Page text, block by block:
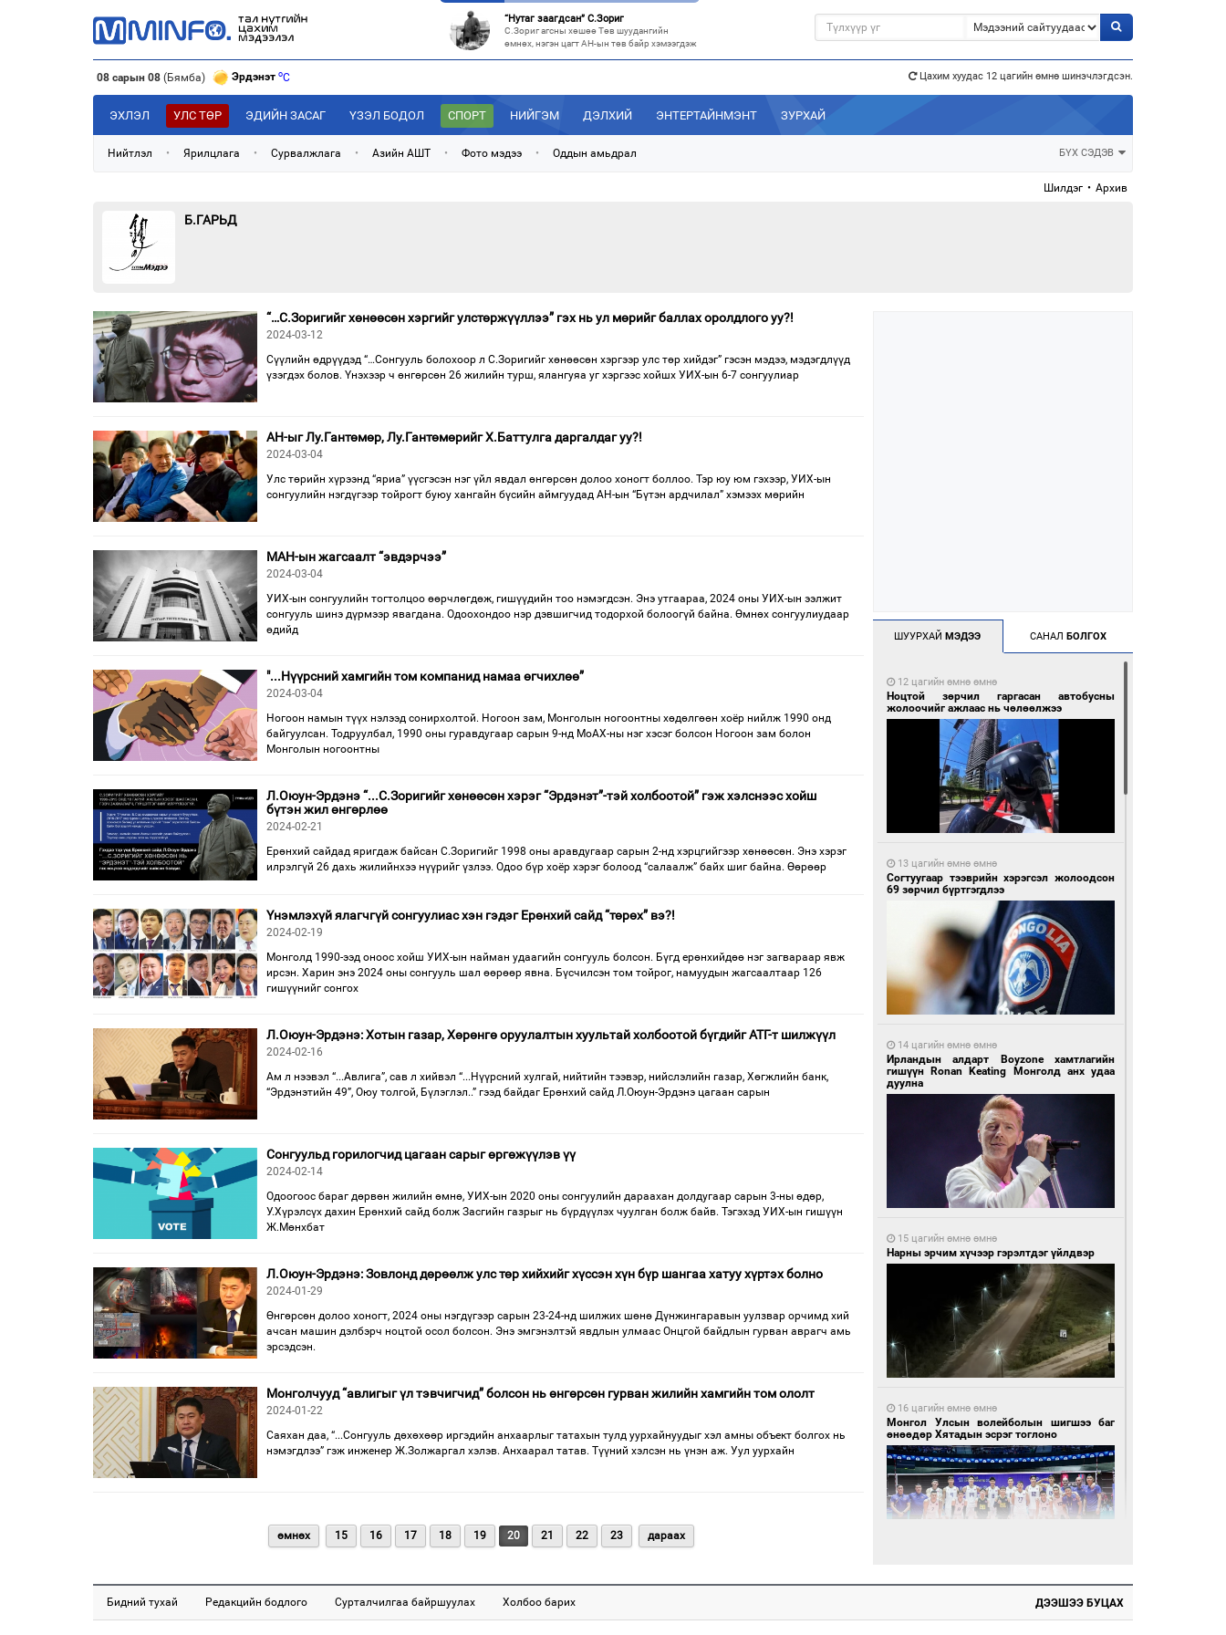
“Нутаг заагдсан” С.Зориг
С.Зориг агсны хөшөө Төв шуудангийн
өмнөх, нэгэн цагт АН-ын төв байр хэмээгдэж
Эрх зүйн үндэслэл нь тодорхойгүй “гадаад элч нарын” томилгоо
Сүүлийн үед Улаанбаатар болон аймгуудаас
дэлхийн хотуудад биет төлөөлөгч
08 сарын 08 (Бямба) Эрдэнэт oC
Улаанбаатар C
Дархан C
Цахим хуудас 12 цагийн өмнө шинэчлэгдсэн.
ЭХЛЭЛ УЛС ТӨР ЭДИЙН ЗАСАГ ҮЗЭЛ БОДОЛ СПОРТ НИЙГЭМ ДЭЛХИЙ ЭНТЕРТАЙНМЭНТ ЗУРХАЙ
Нийтлэл • Ярилцлага • Сурвалжлага • Азийн АШТ • Фото мэдээ • Оддын амьдрал БҮХ СЭДЭВ
Шилдэг • Архив
Б.ГАРЬД
“…С.Зоригийг хөнөөсөн хэргийг улстөржүүллээ” гэх нь ул мөрийг баллах оролдлого уу?!
2024-03-12
Сүүлийн өдрүүдэд “…Сонгууль болохоор л С.Зоригийг хөнөөсөн хэргээр улс төр хийдэг” гэсэн мэдээ, мэдэгдлүүд
үзэгдэх болов. Үнэхээр ч өнгөрсөн 26 жилийн турш, ялангуяа уг хэргээс хойшх УИХ-ын 6-7 сонгуулиар
АН-ыг Лу.Гантөмөр, Лу.Гантөмөрийг Х.Баттулга даргалдаг уу?!
2024-03-04
Улс төрийн хүрээнд “яриа” үүсгэсэн нэг үйл явдал өнгөрсөн долоо хоногт боллоо. Тэр юу юм гэхээр, УИХ-ын
сонгуулийн нэгдүгээр тойрогт буюу хангайн бүсийн аймгуудад АН-ын “Бүтэн ардчилал” хэмээх мөрийн
МАН-ын жагсаалт “эвдэрчээ”
2024-03-04
УИХ-ын сонгуулийн тогтолцоо өөрчлөгдөж, гишүүдийн тоо нэмэгдсэн. Энэ утгаараа, 2024 оны УИХ-ын ээлжит
сонгууль шинэ дүрмээр явагдана. Одоохондоо нэр дэвшигчид тодорхой болоогүй байна. Өмнөх сонгуулиудаар
өдийд
"...Нүүрсний хамгийн том компанид намаа өгчихлөө”
2024-03-04
Ногоон намын түүх нэлээд сонирхолтой. Ногоон зам, Монголын ногоонтны хөдөлгөөн хоёр нийлж 1990 онд
байгуулсан. Тодруулбал, 1990 оны гуравдугаар сарын 9-нд МоАХ-ны нэг хэсэг болсон Ногоон зам болон
Монголын ногоонтны
Л.Оюун-Эрдэнэ “...С.Зоригийг хөнөөсөн хэрэг “Эрдэнэт”-тэй холбоотой” гэж хэлснээс хойш
бүтэн жил өнгөрлөө
2024-02-21
Ерөнхий сайдад яригдаж байсан С.Зоригийг 1998 оны аравдугаар сарын 2-нд хэрцгийгээр хөнөөсөн. Энэ хэрэг
илрэлгүй 26 дахь жилийнхээ нүүрийг үзлээ. Одоо бүр хоёр хэрэг болоод “салаалж” байх шиг байна. Өөрөөр
Үнэмлэхүй ялагчгүй сонгуулиас хэн гэдэг Ерөнхий сайд “төрөх” вэ?!
2024-02-19
Монголд 1990-ээд оноос хойш УИХ-ын найман удаагийн сонгууль болсон. Бүгд ерөнхийдөө нэг загвараар явж
ирсэн. Харин энэ 2024 оны сонгууль шал өөрөөр явна. Бүсчилсэн том тойрог, намуудын жагсаалтаар 126
гишүүнийг сонгох
Л.Оюун-Эрдэнэ: Хотын газар, Хөрөнгө оруулалтын хуультай холбоотой бүгдийг АТГ-т шилжүүл
2024-02-16
Ам л нээвэл “...Авлига”, сав л хийвэл “...Нүүрсний хулгай, нийтийн тээвэр, нийслэлийн газар, Хөгжлийн банк,
“Эрдэнэтийн 49”, Оюу толгой, Бүлэглэл..” гээд байдаг Ерөнхий сайд Л.Оюун-Эрдэнэ цагаан сарын
Сонгуульд горилогчид цагаан сарыг өргөжүүлэв үү
2024-02-14
Одоогоос бараг дөрвөн жилийн өмнө, УИХ-ын 2020 оны сонгуулийн дараахан долдугаар сарын 3-ны өдөр,
У.Хүрэлсүх дахин Ерөнхий сайд болж Засгийн газрыг нь бүрдүүлэх чуулган болж байв. Тэгэхэд УИХ-ын гишүүн
Ж.Мөнхбат
Л.Оюун-Эрдэнэ: Зовлонд дөрөөлж улс төр хийхийг хүссэн хүн бүр шангаа хатуу хүртэх болно
2024-01-29
Өнгөрсөн долоо хоногт, 2024 оны нэгдүгээр сарын 23-24-нд шилжих шөнө Дүнжингаравын уулзвар орчимд хий
ачсан машин дэлбэрч ноцтой осол болсон. Энэ эмгэнэлтэй явдлын улмаас Онцгой байдлын гурван аврагч амь
эрсэдсэн.
Монголчууд “авлигыг үл тэвчигчид” болсон нь өнгөрсөн гурван жилийн хамгийн том ололт
2024-01-22
Саяхан даа, “...Сонгууль дөхөхөөр иргэдийн анхаарлыг татахын тулд уурхайнуудыг хэл амны объект болгох нь
нэмэгдлээ” гэж инженер Ж.Золжаргал хэлэв. Анхаарал татав. Түүний хэлсэн нь үнэн аж. Уул уурхайн
өмнөх 15 16 17 18 19 20 21 22 23 дараах
ШУУРХАЙМЭДЭЭ САНАЛБОЛГОХ
12 цагийн өмнө өмнө
Ноцтой зөрчил гаргасан автобусны
жолоочийг ажлаас нь чөлөөлжээ
13 цагийн өмнө өмнө
Согтуугаар тээврийн хэрэгсэл жолоодсон
69 зөрчил бүртгэгдлээ
14 цагийн өмнө өмнө
Ирландын алдарт Boyzone хамтлагийн
гишүүн Ronan Keating Монголд анх удаа
дуулна
15 цагийн өмнө өмнө
Нарны эрчим хүчээр гэрэлтдэг үйлдвэр
16 цагийн өмнө өмнө
Монгол Улсын волейболын шигшээ баг
өнөөдөр Хятадын эсрэг тоглоно
16 цагийн өмнө өмнө
Өнөөдөр сондгой тоогоор төгссөн улсын
Бидний тухай Редакцийн бодлого Сурталчилгаа байршуулах Холбоо барих ДЭЭШЭЭ БУЦАХ